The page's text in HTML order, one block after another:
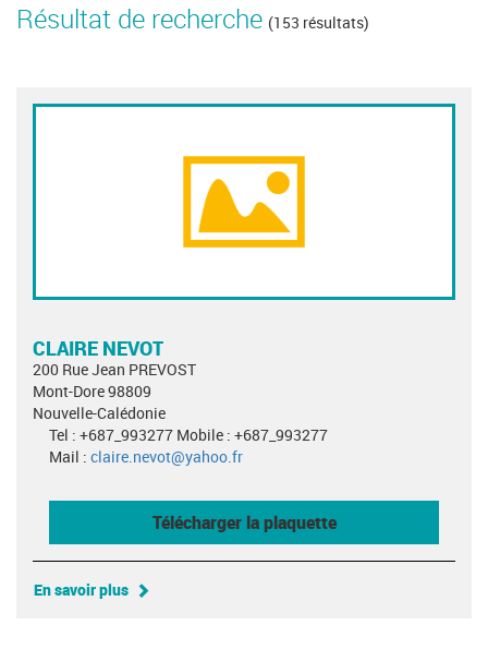
Résultat de recherche (153 résultats)
CLAIRE NEVOT
200 Rue Jean PREVOST
Mont-Dore 98809
Nouvelle-Calédonie
Tel : +687_993277 Mobile : +687_993277
Mail : claire.nevot@yahoo.fr
Télécharger la plaquette
En savoir plus